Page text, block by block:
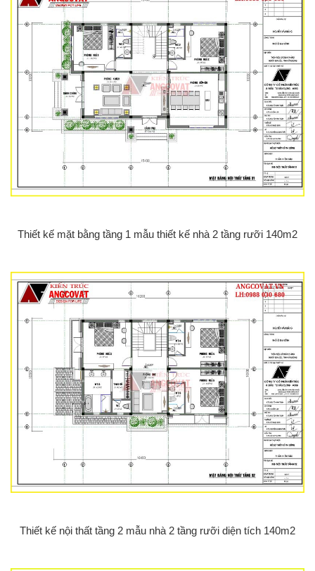
Thiết kế mặt bằng tầng 1 mẫu thiết kế nhà 2 tầng rưỡi 140m2
Thiết kế nội thất tầng 2 mẫu nhà 2 tầng rưỡi diện tích 140m2